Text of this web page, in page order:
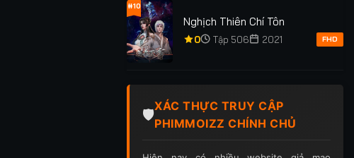
#10
Nghịch Thiên Chí Tôn
0 Tập 506 2021 FHD
🛡️
XÁC THỰC TRUY CẬP
PHIMMOIZZ CHÍNH CHỦ